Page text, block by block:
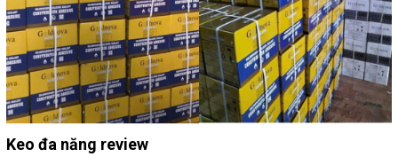
Keo đa năng review